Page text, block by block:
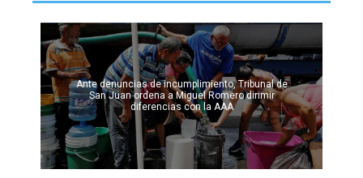
Ante denuncias de incumplimiento, Tribunal de
San Juan ordena a Miguel Romero dirimir
diferencias con la AAA